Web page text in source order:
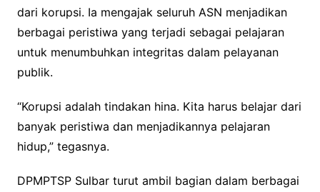
dari korupsi. Ia mengajak seluruh ASN menjadikan
berbagai peristiwa yang terjadi sebagai pelajaran
untuk menumbuhkan integritas dalam pelayanan
publik.
“Korupsi adalah tindakan hina. Kita harus belajar dari
banyak peristiwa dan menjadikannya pelajaran
hidup,” tegasnya.
DPMPTSP Sulbar turut ambil bagian dalam berbagai